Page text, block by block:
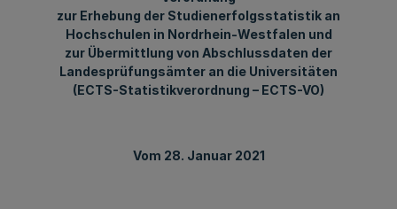
zur Erhebung der Studienerfolgsstatistik an
Hochschulen in Nordrhein-Westfalen und
zur Übermittlung von Abschlussdaten der
Landesprüfungsämter an die Universitäten
(ECTS-Statistikverordnung – ECTS-VO)
Vom 28. Januar 2021